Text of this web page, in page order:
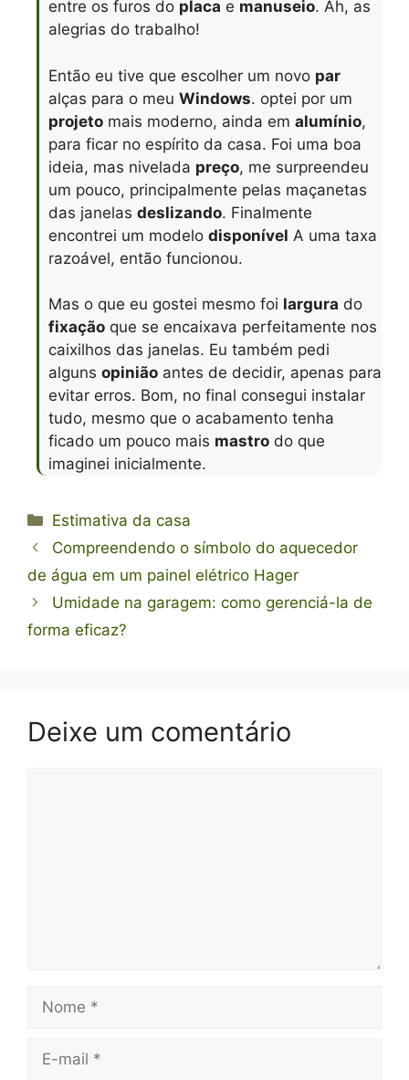
entre os furos do placa e manuseio. Ah, as
alegrias do trabalho!
Então eu tive que escolher um novo par
alças para o meu Windows. optei por um
projeto mais moderno, ainda em alumínio,
para ficar no espírito da casa. Foi uma boa
ideia, mas nivelada preço, me surpreendeu
um pouco, principalmente pelas maçanetas
das janelas deslizando. Finalmente
encontrei um modelo disponível A uma taxa
razoável, então funcionou.
Mas o que eu gostei mesmo foi largura do
fixação que se encaixava perfeitamente nos
caixilhos das janelas. Eu também pedi
alguns opinião antes de decidir, apenas para
evitar erros. Bom, no final consegui instalar
tudo, mesmo que o acabamento tenha
ficado um pouco mais mastro do que
imaginei inicialmente.
Categorias
Estimativa da casa
Compreendendo o símbolo do aquecedor
de água em um painel elétrico Hager
Umidade na garagem: como gerenciá-la de
forma eficaz?
Deixe um comentário
Nome